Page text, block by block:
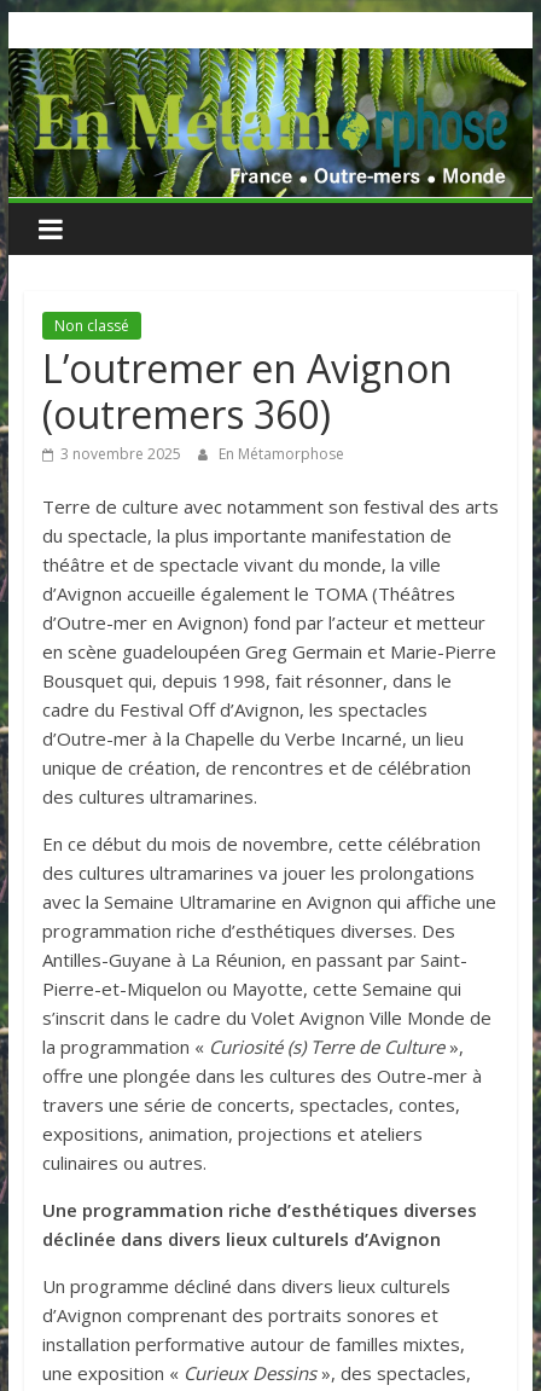
to
content
Non classé
L’outremer en Avignon
(outremers 360)
3 novembre 2025 En Métamorphose
Terre de culture avec notamment son festival des arts
du spectacle, la plus importante manifestation de
théâtre et de spectacle vivant du monde, la ville
d’Avignon accueille également le TOMA (Théâtres
d’Outre-mer en Avignon) fond par l’acteur et metteur
en scène guadeloupéen Greg Germain et Marie-Pierre
Bousquet qui, depuis 1998, fait résonner, dans le
cadre du Festival Off d’Avignon, les spectacles
d’Outre-mer à la Chapelle du Verbe Incarné, un lieu
unique de création, de rencontres et de célébration
des cultures ultramarines.
En ce début du mois de novembre, cette célébration
des cultures ultramarines va jouer les prolongations
avec la Semaine Ultramarine en Avignon qui affiche une
programmation riche d’esthétiques diverses. Des
Antilles-Guyane à La Réunion, en passant par Saint-
Pierre-et-Miquelon ou Mayotte, cette Semaine qui
s’inscrit dans le cadre du Volet Avignon Ville Monde de
la programmation « Curiosité (s) Terre de Culture »,
offre une plongée dans les cultures des Outre-mer à
travers une série de concerts, spectacles, contes,
expositions, animation, projections et ateliers
culinaires ou autres.
Une programmation riche d’esthétiques diverses
déclinée dans divers lieux culturels d’Avignon
Un programme décliné dans divers lieux culturels
d’Avignon comprenant des portraits sonores et
installation performative autour de familles mixtes,
une exposition « Curieux Dessins», des spectacles,